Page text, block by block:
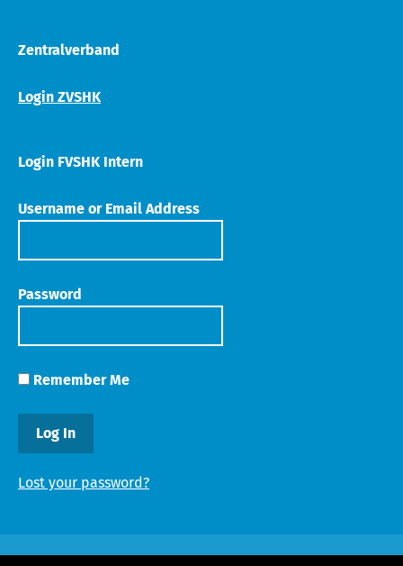
Zentralverband
Login ZVSHK
Login FVSHK Intern
Username or Email Address
Password
Remember Me
Lost your password?